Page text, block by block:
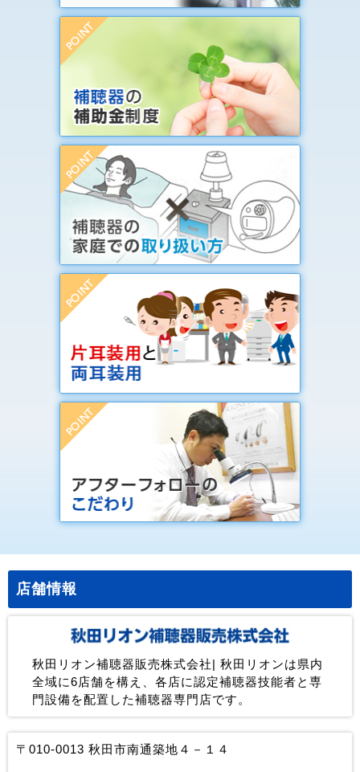
店舗情報
秋田リオン補聴器販売株式会社| 秋田リオンは県内
全域に6店舗を構え、各店に認定補聴器技能者と専
門設備を配置した補聴器専門店です。
〒010-0013 秋田市南通築地４－１４